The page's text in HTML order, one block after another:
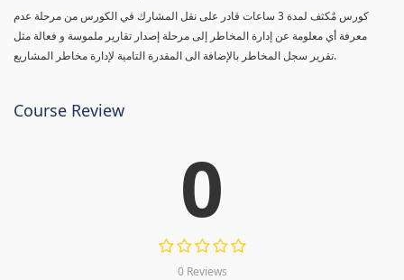
كورس مٌكثف لمدة 3 ساعات قادر على نقل المشارك في الكورس من مرحلة عدم
معرفة أي معلومة عن إدارة المخاطر إلى مرحلة إصدار تقارير ملموسة و فعالة مثل
تقرير سجل المخاطر بالإضافة الى المقدرة التامية لإدارة مخاطر المشاريع.
Course Review
0
0 Reviews